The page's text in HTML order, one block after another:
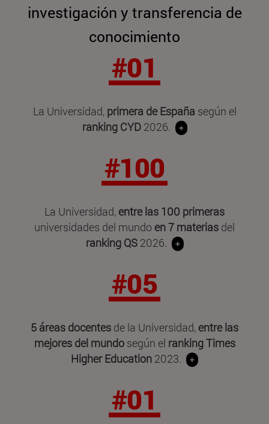
investigación y transferencia de
conocimiento
#01
La Universidad, primera de Españasegún el
ranking CYD2026. +
#100
La Universidad, entre las 100 primeras
universidades del mundo en 7 materias del
ranking QS 2026. +
#05
5 áreas docentes de la Universidad, entre las
mejores del mundo según el ranking Times
Higher Education 2023. +
#01